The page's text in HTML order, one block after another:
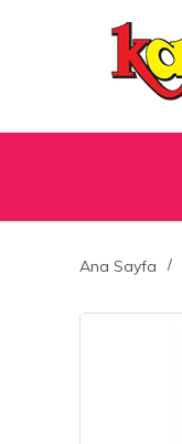
Ana Sayfa